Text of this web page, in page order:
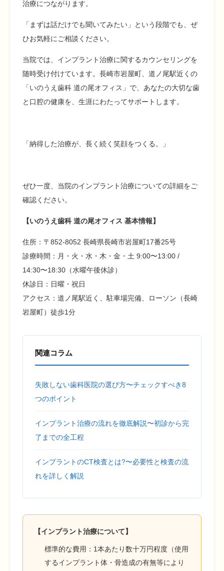
治療につながります。
「まずは話だけでも聞いてみたい」という段階でも、ぜ
ひお気軽にご相談ください。
当院では、インプラント治療に関するカウンセリングを
随時受け付けています。長崎市岩屋町、道ノ尾駅近くの
「いのうえ歯科 道の尾オフィス」で、あなたの大切な歯
と口腔の健康を、生涯にわたってサポートします。
「納得した治療が、長く続く笑顔をつくる。」
ぜひ一度、当院のインプラント治療についての詳細をご
確認ください。
【いのうえ歯科 道の尾オフィス 基本情報】
住所：〒852-8052 長崎県長崎市岩屋町17番25号
診療時間：月・火・水・木・金・土 9:00〜13:00 /
14:30〜18:30（水曜午後休診）
休診日：日曜・祝日
アクセス：道ノ尾駅近く、駐車場完備、ローソン（長崎
岩屋町）徒歩1分
関連コラム
失敗しない歯科医院の選び方〜チェックすべき8
つのポイント
インプラント治療の流れを徹底解説〜初診から完
了までの全工程
インプラントのCT検査とは?〜必要性と検査の流
れを詳しく解説
【インプラント治療について】
標準的な費用：1本あたり数十万円程度（使用
するインプラント体・骨造成の有無等により